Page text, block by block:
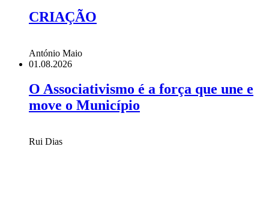
CRIAÇÃO
António Maio
01.08.2026
O Associativismo é a força que une e
move o Município
Rui Dias